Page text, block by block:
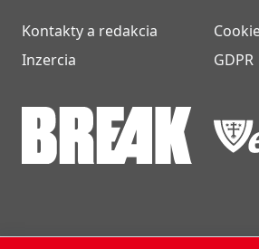
Kontakty a redakcia
Inzercia
GDPR